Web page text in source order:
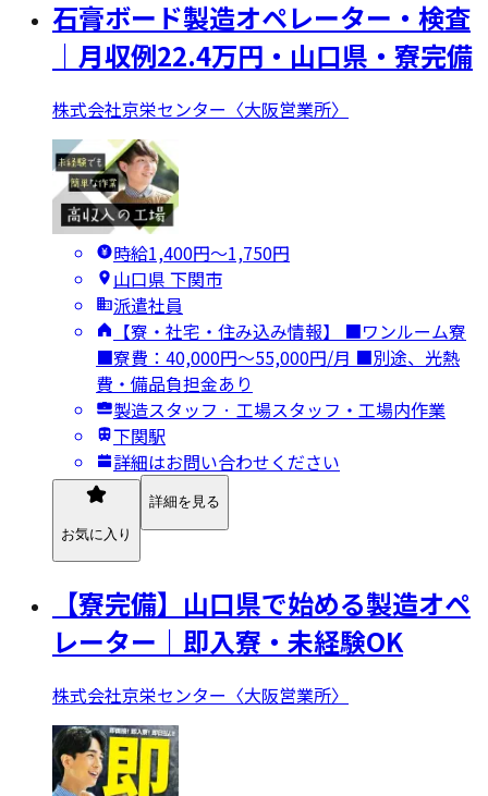
石膏ボード製造オペレーター・検査
｜月収例22.4万円・山口県・寮完備
株式会社京栄センター〈大阪営業所〉
時給1,400円〜1,750円
山口県 下関市
派遣社員
【寮・社宅・住み込み情報】 ■ワンルーム寮
■寮費：40,000円～55,000円/月 ■別途、光熱
費・備品負担金あり
製造スタッフ · 工場スタッフ・工場内作業
下関駅
詳細はお問い合わせください
お気に入り
詳細を見る
【寮完備】山口県で始める製造オペ
レーター｜即入寮・未経験OK
株式会社京栄センター〈大阪営業所〉